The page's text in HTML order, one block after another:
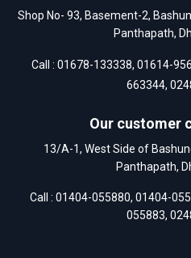
Shop No- 93, Basement-2,
Panthapath,
Call : 01678-133338, 01614-
663344,
Our customer
13/A-1, West Side of
Panthapath,
Call : 01404-055880, 01404-
055883,